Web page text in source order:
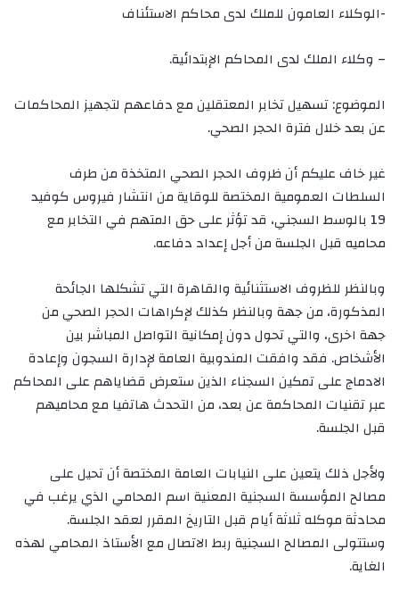
-الوكلاء العامون للملك لدى محاكم الاستئناف
– وكلاء الملك لدى المحاكم الإبتدائية.
الموضوع: تسهيل تخابر المعتقلين مع دفاعهم لتجهيز المحاكمات
عن بعد خلال فترة الحجر الصحي.
غير خاف عليكم أن ظروف الحجر الصحي المتخذة من طرف
السلطات العمومية المختصة للوقاية من انتشار فيروس كوفيد
19 بالوسط السجني، قد تؤثر على حق المتهم في التخابر مع
محاميه قبل الجلسة من أجل إعداد دفاعه.
وبالنظر للظروف الاستثنائية والقاهرة التي تشكلها الجائحة
المذكورة، من جهة وبالنظر كذلك لإكراهات الحجر الصحي من
جهة اخرى، والتي تحول دون إمكانية التواصل المباشر بين
الأشخاص. فقد وافقت المندوبية العامة لإدارة السجون وإعادة
الادماج على تمكين السجناء الذين ستعرض قضاياهم على المحاكم
عبر تقنيات المحاكمة عن بعد، من التحدث هاتفيا مع محاميهم
قبل الجلسة.
ولأجل ذلك يتعين على النيابات العامة المختصة أن تحيل على
مصالح المؤسسة السجنية المعنية اسم المحامي الذي يرغب في
محادثة موكله ثلاثة أيام قبل التاريخ المقرر لعقد الجلسة.
وستتولى المصالح السجنية ربط الاتصال مع الأستاذ المحامي لهذه
الغاية.